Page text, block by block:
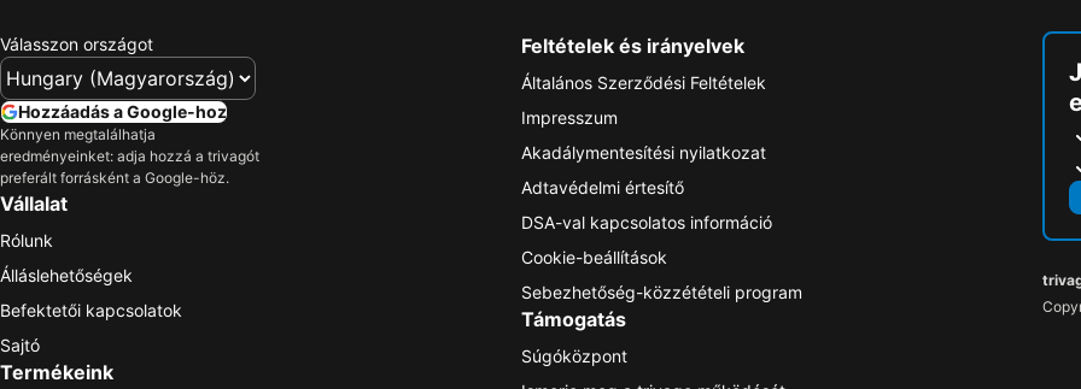
Válasszon országot
Hozzáadás a Google-hoz
Könnyen megtalálhatja
eredményeinket: adja hozzá a trivagót
preferált forrásként a Google-höz.
Vállalat
Rólunk
Álláslehetőségek
Befektetői kapcsolatok
Sajtó
Termékeink
Feltételek és irányelvek
Általános Szerződési Feltételek
Impresszum
Akadálymentesítési nyilatkozat
Adtavédelmi értesítő
DSA-val kapcsolatos információ
Cookie-beállítások
Sebezhetőség-közzétételi program
Támogatás
Súgóközpont